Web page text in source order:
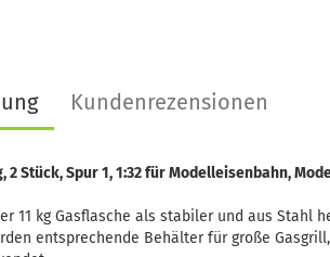
Kundenrezensionen
2 Stück, Spur 1, 1:32 für Modelleisenbahn,
11 kg Gasflasche als stabiler und aus Stahl
entsprechende Behälter für große